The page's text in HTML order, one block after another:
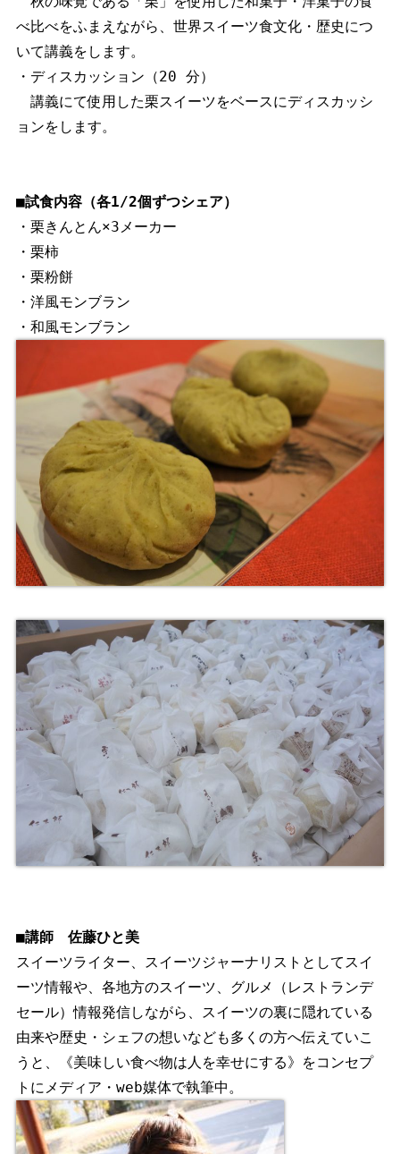
べ比べをふまえながら、世界スイーツ食文化・歴史につ
いて講義をします。
・ディスカッション（20 分）
講義にて使用した栗スイーツをベースにディスカッシ
ョンをします。
■試食内容（各1/2個ずつシェア）
・栗きんとん×3メーカー
・栗柿
・栗粉餅
・洋風モンブラン
■講師　佐藤ひと美
スイーツライター、スイーツジャーナリストとしてスイ
ーツ情報や、各地方のスイーツ、グルメ（レストランデ
セール）情報発信しながら、スイーツの裏に隠れている
由来や歴史・シェフの想いなども多くの方へ伝えていこ
うと、《美味しい食べ物は人を幸せにする》をコンセプ
トにメディア・web媒体で執筆中。